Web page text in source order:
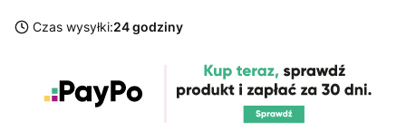
Czas wysyłki:24 godziny